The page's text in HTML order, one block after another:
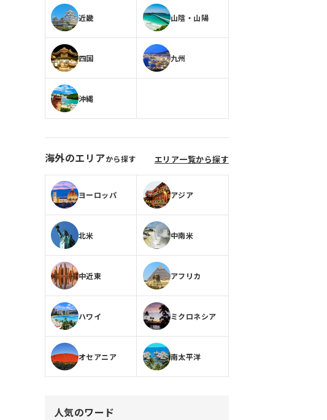
近畿 山陰・山陽
四国 九州
沖縄
海外のエリアから探す エリア一覧から探す
ヨーロッパ アジア
北米 中南米
中近東 アフリカ
ハワイ ミクロネシア
オセアニア 南太平洋
人気のワード